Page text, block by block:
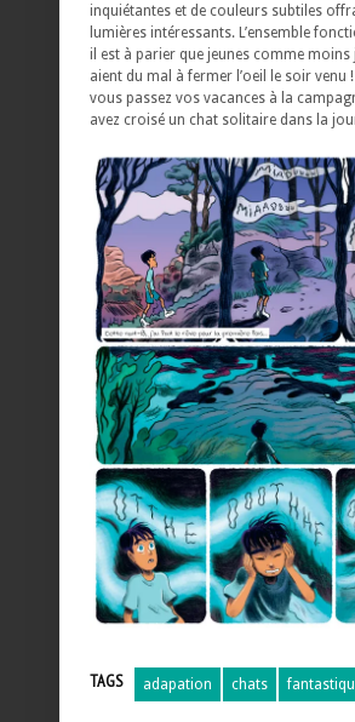
inquiétantes et de couleurs subtiles
lumières intéressants. L’ensemble
il est à parier que jeunes comme moins
aient du mal à fermer l’oeil le soir venu
vous passez vos vacances à la
avez croisé un chat solitaire dans la
TAGS adapation chats